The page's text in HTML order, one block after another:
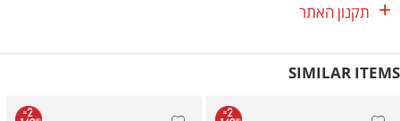
תקנון האתר
SIMILAR ITEMS